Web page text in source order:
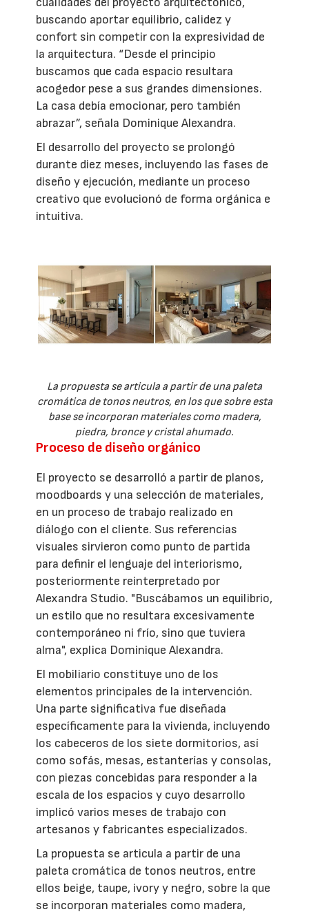
buscando aportar equilibrio, calidez y
confort sin competir con la expresividad de
la arquitectura. “Desde el principio
buscamos que cada espacio resultara
acogedor pese a sus grandes dimensiones.
La casa debía emocionar, pero también
abrazar”, señala Dominique Alexandra.
El desarrollo del proyecto se prolongó
durante diez meses, incluyendo las fases de
diseño y ejecución, mediante un proceso
creativo que evolucionó de forma orgánica e
intuitiva.
La propuesta se articula a partir de una paleta
cromática de tonos neutros, en los que sobre esta
base se incorporan materiales como madera,
piedra, bronce y cristal ahumado.
Proceso de diseño orgánico
El proyecto se desarrolló a partir de planos,
moodboards y una selección de materiales,
en un proceso de trabajo realizado en
diálogo con el cliente. Sus referencias
visuales sirvieron como punto de partida
para definir el lenguaje del interiorismo,
posteriormente reinterpretado por
Alexandra Studio. "Buscábamos un equilibrio,
un estilo que no resultara excesivamente
contemporáneo ni frío, sino que tuviera
alma", explica Dominique Alexandra.
El mobiliario constituye uno de los
elementos principales de la intervención.
Una parte significativa fue diseñada
específicamente para la vivienda, incluyendo
los cabeceros de los siete dormitorios, así
como sofás, mesas, estanterías y consolas,
con piezas concebidas para responder a la
escala de los espacios y cuyo desarrollo
implicó varios meses de trabajo con
artesanos y fabricantes especializados.
La propuesta se articula a partir de una
paleta cromática de tonos neutros, entre
ellos beige, taupe, ivory y negro, sobre la que
se incorporan materiales como madera,